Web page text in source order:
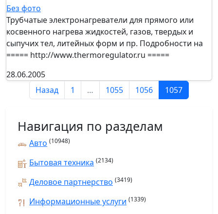
Без фото
Трубчатые электронагреватели для прямого или
косвенного нагрева жидкостей, газов, твердых и
сыпучих тел, литейных форм и пр. Подробности на
===== http://www.thermoregulator.ru =====
28.06.2005
Назад
1 … 1055 1056 1057
Навигация по разделам
Авто (10948)
Бытовая техника (2134)
Деловое партнерство (3419)
Информационные услуги (1339)